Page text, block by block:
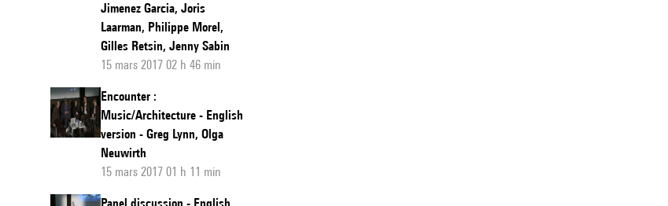
Jimenez Garcia, Joris
Laarman, Philippe Morel,
Gilles Retsin, Jenny Sabin
15 mars 2017 02 h 46 min
Encounter :
Music/Architecture - English
version - Greg Lynn, Olga
Neuwirth
15 mars 2017 01 h 11 min